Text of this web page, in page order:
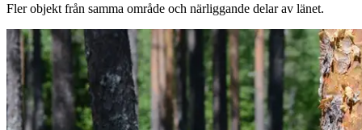
Fler objekt från samma område och närliggande delar av länet.